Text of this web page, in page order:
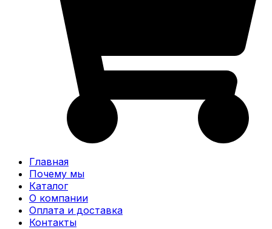
Главная
Почему мы
Каталог
О компании
Оплата и доставка
Контакты